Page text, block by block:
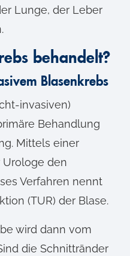
Lunge, der Leber
behandelt?
Blasenkrebs
invasiven)
Behandlung
Mittels einer
den
Verfahren nennt
(TUR) der Blase.
wird dann vom
die Schnittränder